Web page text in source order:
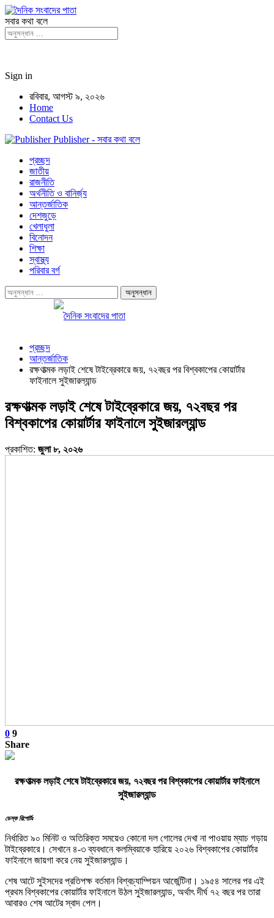
সবার কথা বলে
Sign in
রবিবার, আগস্ট ৯, ২০২৬
Home
Contact Us
Publisher - সবার কথা বলে
প্রচ্ছদ
জাতীয়
রাজনীতি
অর্থনীতি ও বানির্জ্য
আন্তর্জাতিক
দেশজুড়ে
খেলাধুলা
বিনোদন
শিক্ষা
স্বাস্থ্য
পরিবার বর্গ
প্রচ্ছদ
আন্তর্জাতিক
রক্ষণাত্মক লড়াই শেষে টাইব্রেকারে জয়, ৭২বছর পর বিশ্বকাপের কোয়ার্টার
ফাইনালে সুইজারল্যান্ড
রক্ষণাত্মক লড়াই শেষে টাইব্রেকারে জয়, ৭২বছর পর
বিশ্বকাপের কোয়ার্টার ফাইনালে সুইজারল্যান্ড
প্রকাশিত: জুলা ৮, ২০২৬
0 9
Share
রক্ষণাত্মক লড়াই শেষে টাইব্রেকারে জয়, ৭২বছর পর বিশ্বকাপের কোয়ার্টার ফাইনালে
সুইজারল্যান্ড
ডেস্ক রিপোর্টঃ
নির্ধারিত ৯০ মিনিট ও অতিরিক্ত সময়েও কোনো দল গোলের দেখা না পাওয়ায় ম্যাচ গড়ায়
টাইব্রেকারে। সেখানে ৪-৩ ব্যবধানে কলম্বিয়াকে হারিয়ে ২০২৬ বিশ্বকাপের কোয়ার্টার
ফাইনালে জায়গা করে নেয় সুইজারল্যান্ড।
শেষ আটে সুইসদের প্রতিপক্ষ বর্তমান বিশ্বচ্যাম্পিয়ন আর্জেন্টিনা। ১৯৫৪ সালের পর এই
প্রথম বিশ্বকাপের কোয়ার্টার ফাইনালে উঠল সুইজারল্যান্ড, অর্থাৎ দীর্ঘ ৭২ বছর পর তারা
আবারও শেষ আটের স্বাদ পেল।